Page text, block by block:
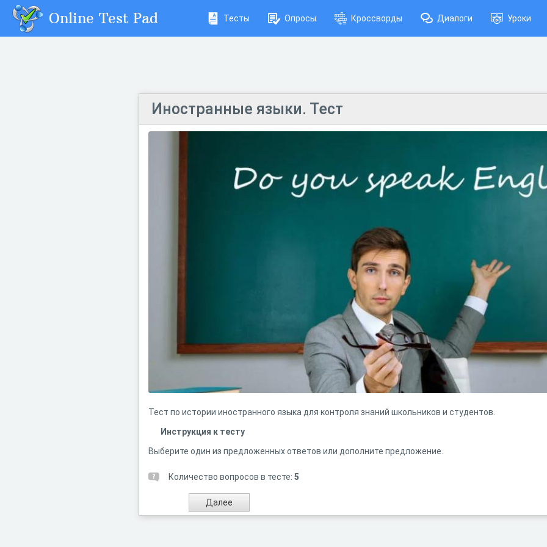
Online Test Pad Тесты Опросы Кроссворды Диалоги Уроки
Иностранные языки. Тест
Тест по истории иностранного языка для контроля знаний школьников и студентов.
Инструкция к тесту
Выберите один из предложенных ответов или дополните предложение.
Количество вопросов в тесте: 5